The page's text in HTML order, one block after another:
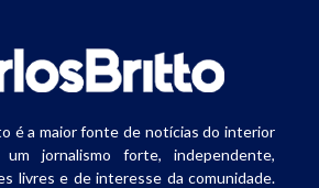
é a maior fonte de notícias do interior
jornalismo forte, independente,
livres e de interesse da comunidade.